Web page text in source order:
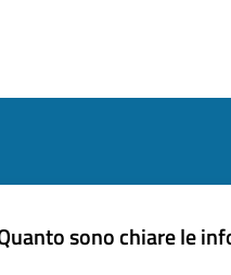
sono chiare le